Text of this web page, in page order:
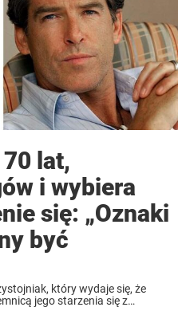
lat,
i wybiera
się: „Oznaki
być
który wydaje się, że
jego starzenia się z